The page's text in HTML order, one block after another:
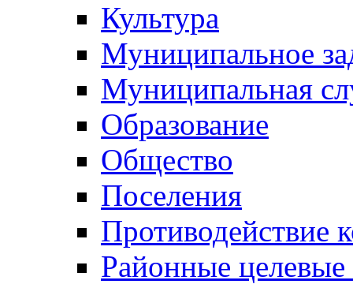
Культура
Муниципальное
Муниципальная
Образование
Общество
Поселения
Противодействие
Районные